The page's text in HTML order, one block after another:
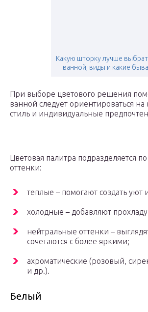
Какую шторку лучше
ванной, виды и какие
При выборе цветового решения
ванной следует ориентироваться
стиль и индивидуальные
Цветовая палитра подразделяется
оттенки:
теплые – помогают создать уют
холодные – добавляют
нейтральные оттенки –
сочетаются с более яркими;
ахроматические (розовый,
и др.).
Белый